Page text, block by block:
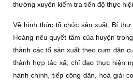
thường xuyên kiểm tra tiến độ thực
Về hình thức tổ chức sản xuất, Bí thư
Hoàng nêu quyết tâm của huyện
thành các tổ sản xuất theo cụm dân
thành hợp tác xã; chỉ đạo thực hiện
hành chính, tiếp công dân, hoà giải